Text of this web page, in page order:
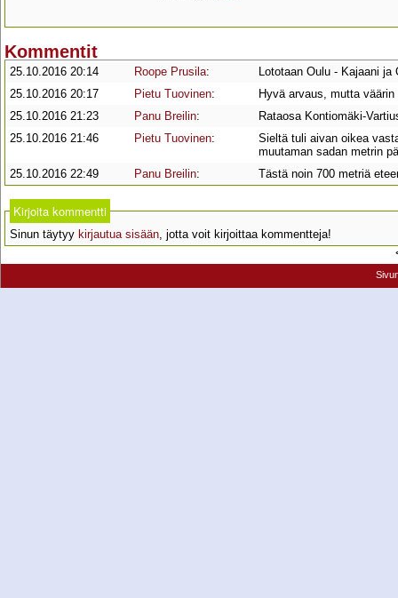
Kommentit
25.10.2016 20:14 Roope Prusila:
Lototaan Oulu - Kajaani ja
25.10.2016 20:17
Pietu Tuovinen:
Hyvä arvaus, mutta väärin
25.10.2016 21:23
Panu Breilin:
Rataosa Kontiomäki-
25.10.2016 21:46
Pietu Tuovinen:
Sieltä tuli aivan oikea
muutaman sadan metrin
25.10.2016 22:49
Panu Breilin: Tästä noin 700 metriä
Kirjoita kommentti
Sinun täytyy kirjautua sisään, jotta voit kirjoittaa kommentteja!